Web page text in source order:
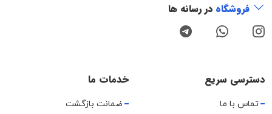
فروشگاه در رسانه ها
دسترسی سریع
تماس با ما
خدمات ما
ضمانت بازگشت